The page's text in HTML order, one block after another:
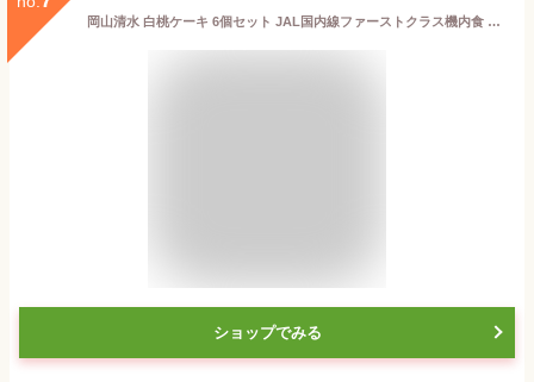
岡山清水 白桃ケーキ 6個セット JAL国内線ファーストクラス機内食 日本ギフト大賞受賞 パティスリーWAKANAお菓子 スイーツ 洋菓子 焼き菓子 フィナンシェ ケーキ おしゃれ 贈り物 個包装 ギフト プレゼント 内祝い お返し お祝い 手土産 熨斗 のし 名入れ 送料無料
ショップでみる